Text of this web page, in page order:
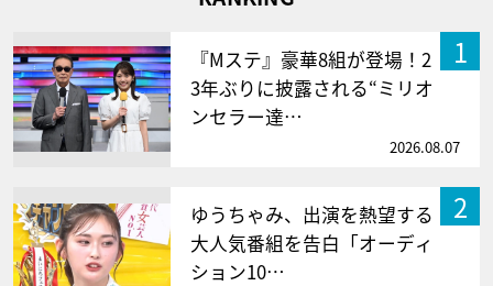
1
『Mステ』豪華8組が登場！2
3年ぶりに披露される“ミリオ
ンセラー達…
2026.08.07
2
ゆうちゃみ、出演を熱望する
大人気番組を告白「オーディ
ション10…